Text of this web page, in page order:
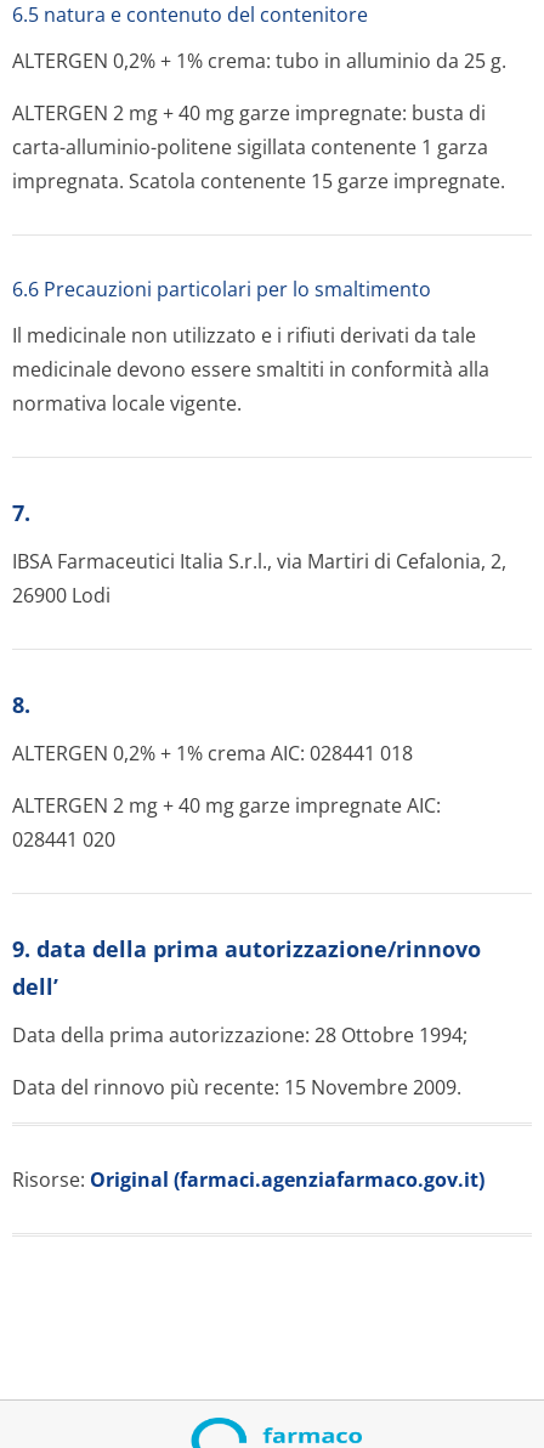
6.5 natura e contenuto del contenitore
ALTERGEN 0,2% + 1% crema: tubo in alluminio da 25 g.
ALTERGEN 2 mg + 40 mg garze impregnate: busta di
carta-alluminio-politene sigillata contenente 1 garza
impregnata. Scatola contenente 15 garze impregnate.
6.6 Precauzioni particolari per lo smaltimento
Il medicinale non utilizzato e i rifiuti derivati da tale
medicinale devono essere smaltiti in conformità alla
normativa locale vigente.
7.
IBSA Farmaceutici Italia S.r.l., via Martiri di Cefalonia, 2,
26900 Lodi
8.
ALTERGEN 0,2% + 1% crema AIC: 028441 018
ALTERGEN 2 mg + 40 mg garze impregnate AIC:
028441 020
9. data della prima autorizzazione/rinnovo
dell’
Data della prima autorizzazione: 28 Ottobre 1994;
Data del rinnovo più recente: 15 Novembre 2009.
Risorse: Original (farmaci.agenziafarmaco.gov.it)